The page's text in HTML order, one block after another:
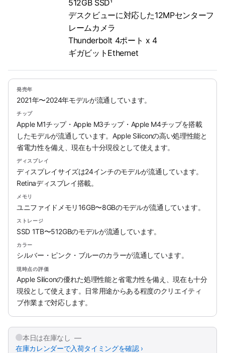
512GB SSD¹
デスクビューに対応した12MPセンターフ
レームカメラ
Thunderbolt 4ポート x 4
ギガビットEthernet
発売年
2021年〜2024年モデルが流通しています。
チップ
Apple M1チップ・Apple M3チップ・Apple M4チップを搭載
したモデルが流通しています。Apple Siliconの高い処理性能と
省電力性を備え、現在も十分現役として使えます。
ディスプレイ
ディスプレイサイズは24インチのモデルが流通しています。
Retinaディスプレイ搭載。
メモリ
ユニファイドメモリ16GB〜8GBのモデルが流通しています。
ストレージ
SSD 1TB〜512GBのモデルが流通しています。
カラー
シルバー・ピンク・ブルーのカラーが流通しています。
現時点の評価
Apple Siliconの優れた処理性能と省電力性を備え、現在も十分
現役として使えます。日常用途からある程度のクリエイティ
ブ作業まで対応します。
本日は在庫なし —
在庫カレンダーで入荷タイミングを確認 ›